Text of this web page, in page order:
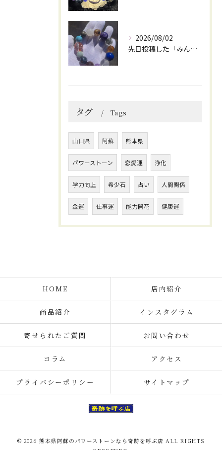
2026/08/02
先日投稿した「みんなを笑顔にしてくれるブレスレット」に
タグ Tags
山口県 阿蘇 熊本県
パワーストーン 恋愛運 浄化
学力向上 希少石 占い 人間関係
金運 仕事運 能力開花 健康運
HOME 店内紹介
商品紹介 インスタグラム
寄せられたご質問 お問い合わせ
コラム アクセス
プライバシーポリシー サイトマップ
© 2026 熊本県阿蘇のパワーストーンなら奇跡を呼ぶ店 ALL RIGHTS